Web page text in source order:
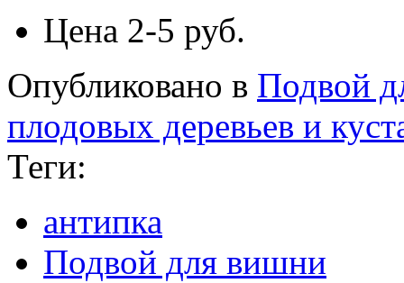
Цена 2-5 руб.
Опубликовано в Подвой
плодовых деревьев и
Теги:
антипка
Подвой для вишни